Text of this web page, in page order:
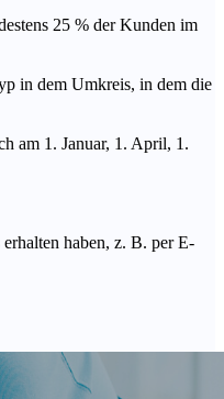
25 % der Kunden im
in dem Umkreis, in dem die
am 1. Januar, 1. April, 1.
haben, z. B. per E-